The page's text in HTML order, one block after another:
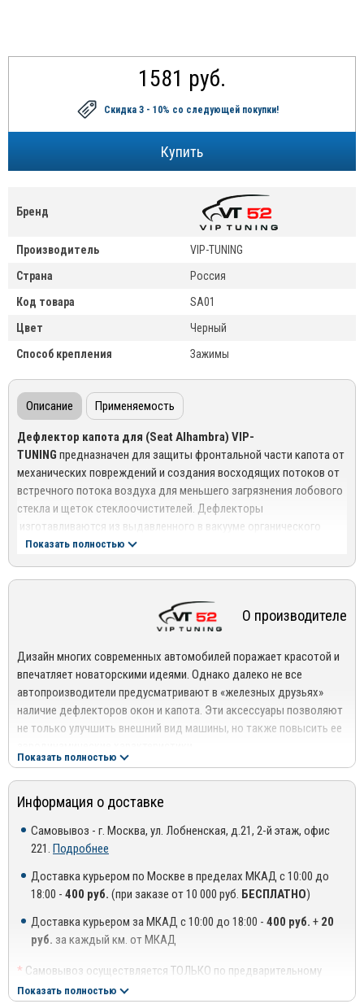
1581 руб.
Скидка 3 - 10% со следующей покупки!
Бренд
Производитель
VIP-TUNING
Страна
Россия
Код товара
SA01
Цвет
Черный
Способ крепления
Зажимы
Описание Применяемость
Дефлектор капота для (Seat Alhambra) VIP-
TUNING предназначен для защиты фронтальной части капота от
механических повреждений и создания восходящих потоков от
встречного потока воздуха для меньшего загрязнения лобового
стекла и щеток стеклоочистителей. Дефлекторы
изготавливаются из выдавленного в вакууме органического
стекла толщиной в 3мм, что обеспечивает их прочность и
накапливание грязи между капотом автомобиля и дефлектором.
Грязь легко вымывается струёй воды во время мойки
автомобиля. Дефлектор расположен на достаточном
расстоянии от капота и не препятствует стеканию воды, не
задерживает влагу - в отличие от других конструкций
дефлекторов.Дефлекторы очень легки в установке, не требуют
сверления и надежно крепятся в штатные места кузова, поэтому
царапины и другие повреждения исключены
Показать полностью
О производителе
Дизайн многих современных автомобилей поражает красотой и
впечатляет новаторскими идеями. Однако далеко не все
автопроизводители предусматривают в «железных друзьях»
наличие дефлекторов окон и капота. Эти аксессуары позволяют
не только улучшить внешний вид машины, но также повысить ее
Компания Vip Tuning более 17 лет специализируется на
разных марок автомобилей. Вся продукция отвечает высоким
стандартам качества, которое подтверждают сертификаты
соответствия. В течение всего времени работы бренд
современных автоаксессуаров.
Преимущества использования продукции Vip Tuning:
Исключительное качество каждой товарной единицы, что
благодаря использованию специального лазерного
Показать полностью
Информация о доставке
Самовывоз - г. Москва, ул. Лобненская, д.21, 2-й этаж, офис
221. Подробнее
Доставка курьером по Москве в пределах МКАД с 10:00 до
18:00 - 400 руб. (при заказе от 10 000 руб. БЕСПЛАТНО)
Доставка курьером за МКАД с 10:00 до 18:00 - 400 руб. + 20
руб. за каждый км. от МКАД
* Самовывоз осуществляется ТОЛЬКО по предварительному
согласованию с менеджером!
Показать полностью